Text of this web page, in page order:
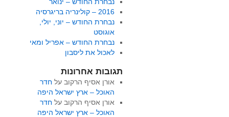
2016 – קולינריה בריגרסיה
נבחרת החודש – יוני, יולי,
אוגוסט
נבחרת החודש – אפריל ומאי
לאכול את ליסבון
תגובות אחרונות
אורן אסיף הרקוב על חדר
האוכל – ארץ ישראל היפה
אורן אסיף הרקוב על חדר
האוכל – ארץ ישראל היפה